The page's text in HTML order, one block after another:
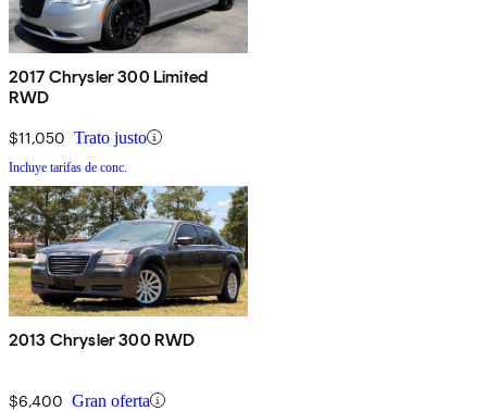
2017 Chrysler 300 Limited
RWD
$11,050 Trato justo
Incluye tarifas de conc.
2013 Chrysler 300 RWD
$6,400 Gran oferta